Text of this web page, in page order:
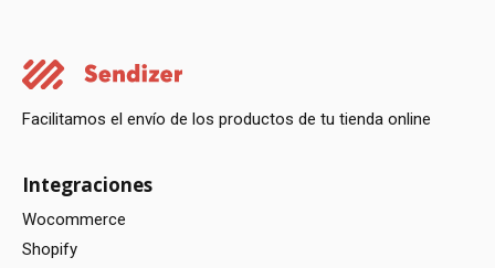
Facilitamos el envío de los productos de tu tienda online
Integraciones
Wocommerce
Shopify